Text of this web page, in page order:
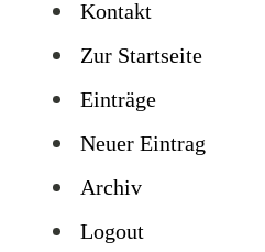
Kontakt
Zur Startseite
Einträge
Neuer Eintrag
Archiv
Logout